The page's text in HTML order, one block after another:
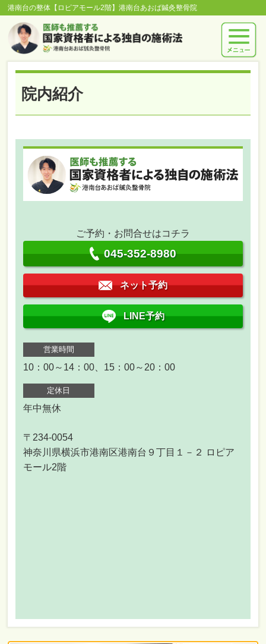
港南台の整体【ロピアモール2階】港南台あおば鍼灸整骨院
院内紹介
ご予約・お問合せはコチラ
045-352-8980
ネット予約
LINE予約
営業時間
10：00～14：00、15：00～20：00
定休日
年中無休
〒234-0054
神奈川県横浜市港南区港南台９丁目１－２ ロピア
モール2階